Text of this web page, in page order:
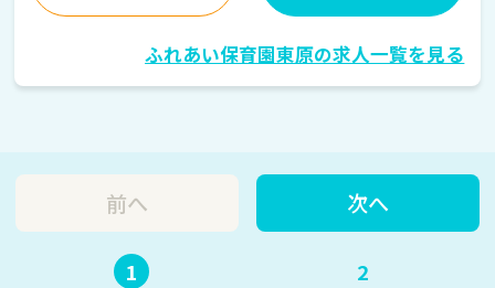
ふれあい保育園東原の求人一覧を見る
前へ
1 2
次へ